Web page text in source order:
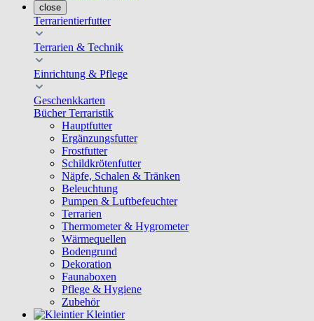
close
Terrarientierfutter
Terrarien & Technik
Einrichtung & Pflege
Geschenkkarten
Bücher Terraristik
Hauptfutter
Ergänzungsfutter
Frostfutter
Schildkrötenfutter
Näpfe, Schalen & Tränken
Beleuchtung
Pumpen & Luftbefeuchter
Terrarien
Thermometer & Hygrometer
Wärmequellen
Bodengrund
Dekoration
Faunaboxen
Pflege & Hygiene
Zubehör
Kleintier